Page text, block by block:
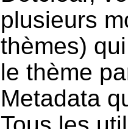
plusieurs
thèmes)
le thème
Metadata